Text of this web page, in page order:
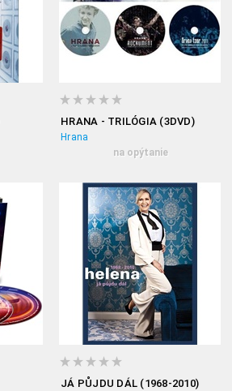
HRANA - TRILÓGIA (3DVD)
Hrana
na opýtanie
JÁ PŮJDU DÁL (1968-2010)